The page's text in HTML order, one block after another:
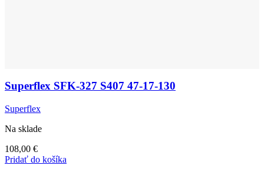
Superflex SFK-327 S407 47-17-130
Superflex
Na sklade
108,00 €
Pridať do košíka